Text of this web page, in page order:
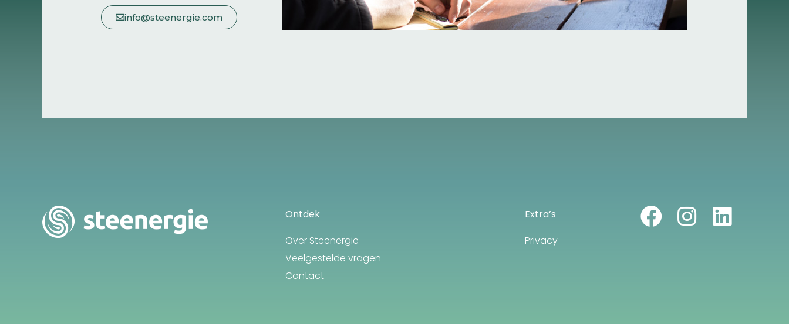
info@steenergie.com
Ontdek
Over Steenergie
Veelgestelde vragen
Contact
Extra’s
Privacy